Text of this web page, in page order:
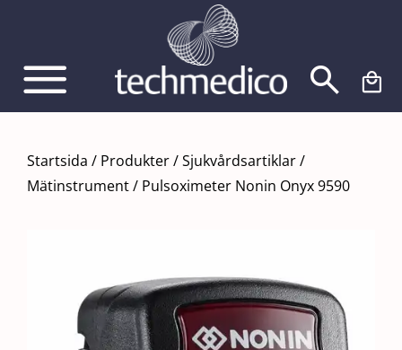
innehållet
Startsida / Produkter/Sjukvårdsartiklar/
Mätinstrument/ Pulsoximeter Nonin Onyx 9590